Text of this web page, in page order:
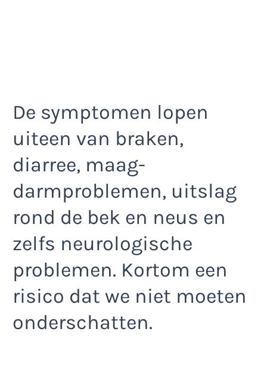
De symptomen lopen
uiteen van braken,
diarree, maag-
darmproblemen, uitslag
rond de bek en neus en
zelfs neurologische
problemen. Kortom een
risico dat we niet moeten
onderschatten.